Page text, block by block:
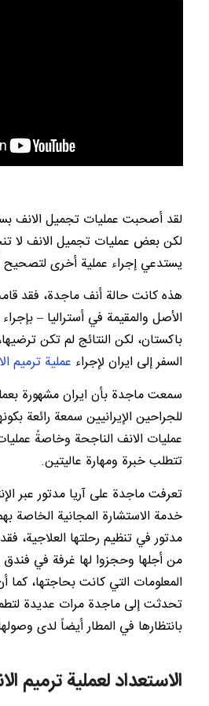
لقد أصحبت عمليات تجميل الانف
لكن بعض عمليات تجميل الانف لا
يستدعي إجراء عملية أخرى لتصحيح
هذه كانت حالة أنف ماجدة، فقد
الأصل والمقيمة في أستراليا –
باكستان، لكن النتائج لم تكن
السفر إلى ايران لإجراء عملية ترميم
سمعت ماجدة بأن ايران مشهورة
للجراحين الإيرانيين سمعة رائعة
عمليات الانف الناجحة وخاصةً
تتطلب خبرة ومهارة عاليتين.
تعرفت ماجدة على آريا مدتور عبر
خدمة الاستشارة المجانية الخاصة
مدتور في تنظيم رحلتها العلاجية،
من أجلها وحجزوا لها غرفة في فندق
المعلومات التي كانت بحاجتها،
تحدثت إلى ماجدة مرات عديدة
بانتظارها في المطار أيضاً لدى
الاستعداد لعملية ترميم